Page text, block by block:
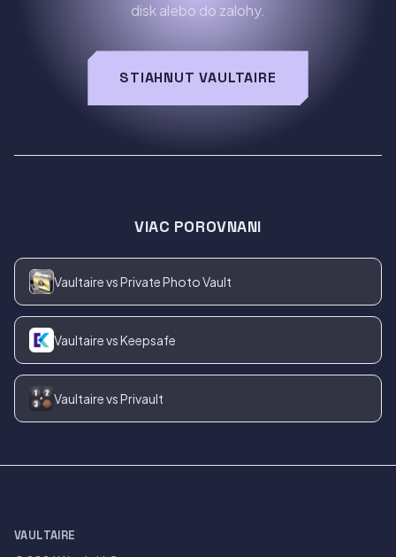
disk alebo do zalohy.
STIAHNUT VAULTAIRE
VIAC POROVNANI
Vaultaire vs Private Photo Vault
Vaultaire vs Keepsafe
Vaultaire vs Privault
VAULTAIRE